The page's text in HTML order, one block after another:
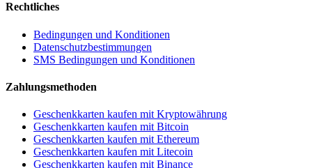
Rechtliches
Bedingungen und Konditionen
Datenschutzbestimmungen
SMS Bedingungen und Konditionen
Zahlungsmethoden
Geschenkkarten kaufen mit Kryptowährung
Geschenkkarten kaufen mit Bitcoin
Geschenkkarten kaufen mit Ethereum
Geschenkkarten kaufen mit Litecoin
Geschenkkarten kaufen mit Binance